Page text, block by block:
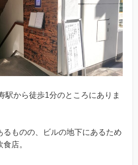
駅から徒歩1分のところにありま
るものの、ビルの地下にあるため
店。